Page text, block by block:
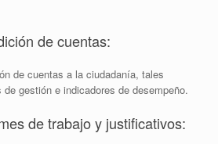
de cuentas:
de cuentas a la ciudadanía, tales
gestión e indicadores de desempeño.
de trabajo y justificativos: